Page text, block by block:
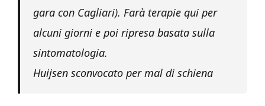
gara con Cagliari). Farà terapie qui per
alcuni giorni e poi ripresa basata sulla
sintomatologia.
Huijsen sconvocato per mal di schiena